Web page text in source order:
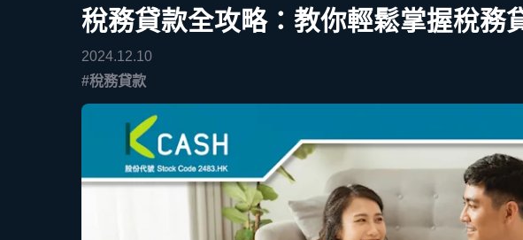
稅務貸款全攻略：教你輕鬆掌握稅務
2024.12.10
#稅務貸款